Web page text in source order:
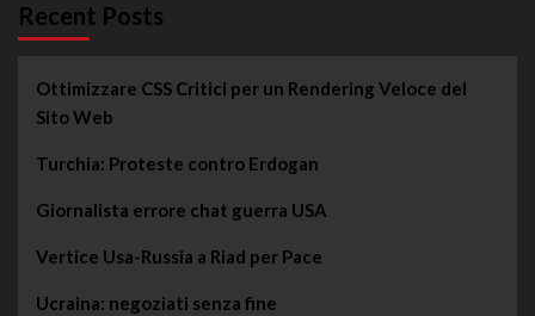
Recent Posts
Ottimizzare CSS Critici per un Rendering Veloce del
Sito Web
Turchia: Proteste contro Erdogan
Giornalista errore chat guerra USA
Vertice Usa-Russia a Riad per Pace
Ucraina: negoziati senza fine